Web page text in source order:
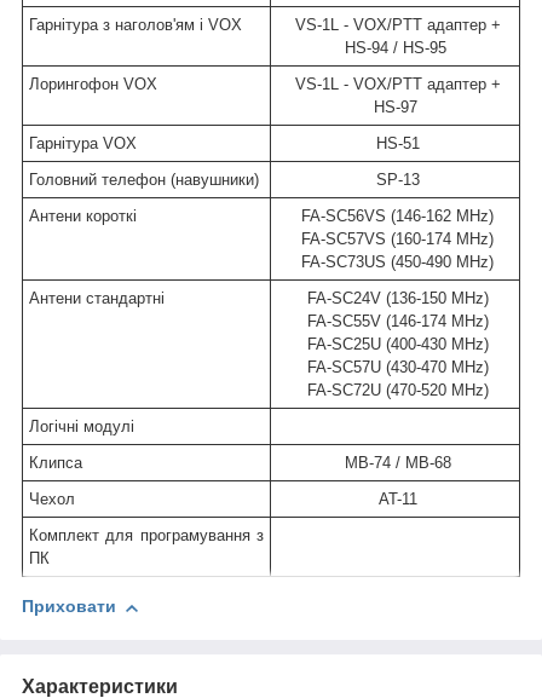
Гарнітура з наголов'ям і VOX
VS-1L - VOX/PTT адаптер +
HS-94 / HS-95
Лорингофон VOX
VS-1L - VOX/PTT адаптер +
HS-97
Гарнітура VOX
HS-51
Головний телефон (навушники)
SP-13
Антени короткі
FA-SC56VS (146-162 MHz)
FA-SC57VS (160-174 MHz)
FA-SC73US (450-490 MHz)
Антени стандартні
FA-SC24V (136-150 MHz)
FA-SC55V (146-174 MHz)
FA-SC25U (400-430 MHz)
FA-SC57U (430-470 MHz)
FA-SC72U (470-520 MHz)
Логічні модулі
Клипса
MB-74 / MB-68
Чехол
AT-11
Комплект для програмування з
ПК
Приховати
Характеристики